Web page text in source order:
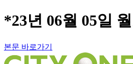
*23년 06월 05일
본문 바로가기